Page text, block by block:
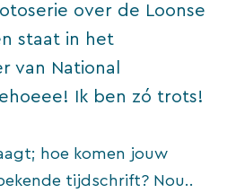
over de Loonse
staat in het
van National
Ik ben zó trots!
hoe komen jouw
tijdschrift? Nou..